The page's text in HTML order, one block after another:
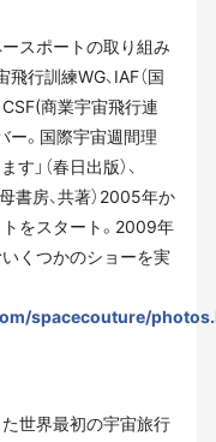
スポートの取り組み
行訓練WG、IAF（国
CSF(商業宇宙飛行連
ー。国際宇宙週間理
」（春日出版）、
書房、共著）2005年か
をスタート。2009年
くつかのショーを実
spacecouture/
世界最初の宇宙旅行